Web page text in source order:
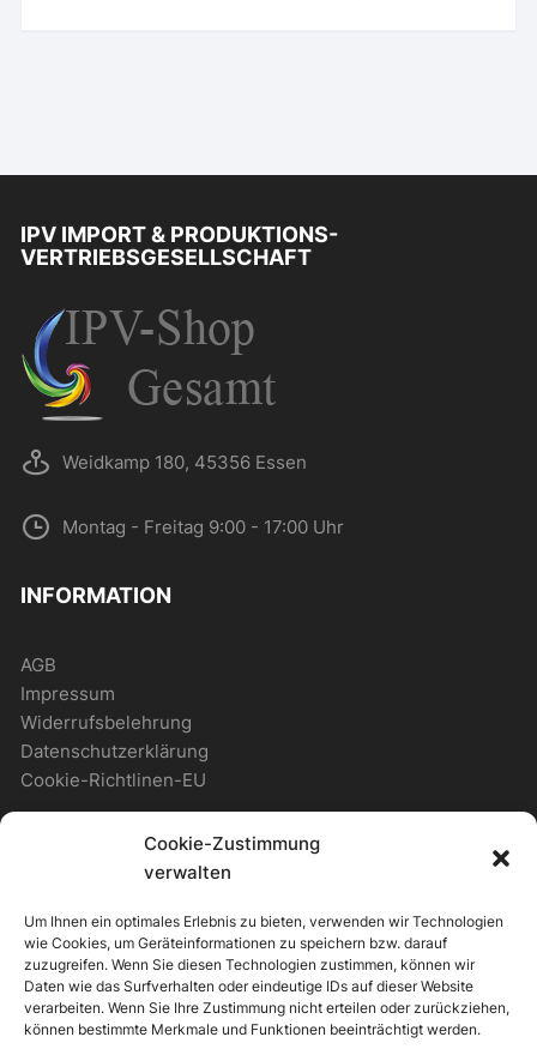
Cookie-Zustimmung
verwalten
Um Ihnen ein optimales Erlebnis zu bieten, verwenden wir Technologien
wie Cookies, um Geräteinformationen zu speichern bzw. darauf
zuzugreifen. Wenn Sie diesen Technologien zustimmen, können wir
Daten wie das Surfverhalten oder eindeutige IDs auf dieser Website
verarbeiten. Wenn Sie Ihre Zustimmung nicht erteilen oder zurückziehen,
können bestimmte Merkmale und Funktionen beeinträchtigt werden.
IPV IMPORT & PRODUKTIONS-
VERTRIEBSGESELLSCHAFT
Weidkamp 180, 45356 Essen
Montag - Freitag 9:00 - 17:00 Uhr
INFORMATION
AGB
Impressum
Widerrufsbelehrung
Datenschutzerklärung
Cookie-Richtlinen-EU
WICHTIGES
Zahlungsmöglichkeiten
Versandmöglichkeiten
Newsletter